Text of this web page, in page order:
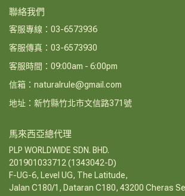
聯絡我們
客服專線：03-6573936
客服傳真：03-6573930
客服時間：09:00am - 6:00pm
信箱：naturalrule@gmail.com
地址：新竹縣竹北市文信路371號
馬來西亞總代理
PLP WORLDWIDE SDN. BHD.
201901033712 (1343042-D)
F-UG-6, Level UG, The Latitude,
Jalan C180/1, Dataran C180, 43200 Cheras